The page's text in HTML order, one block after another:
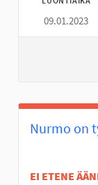
09.01.2023
Nurmo on
EI ETENE